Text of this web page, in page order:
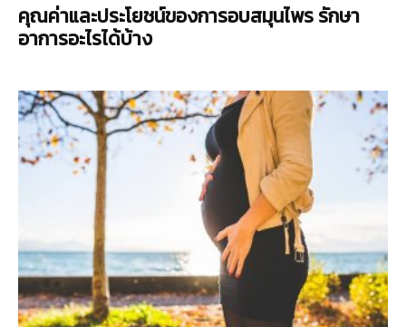
คุณค่าและประโยชน์ของการอบสมุนไพร รักษา
อาการอะไรได้บ้าง